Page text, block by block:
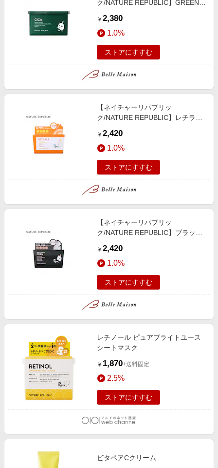
ク/NATURE REPUBLIC】GREEN
ク 30枚入り
￥ 2,380
1.0%
ストアにすすむ
【ネイチャーリパブリッ
ク/NATURE REPUBLIC】レチララ
(シートマスク)
￥ 2,420
1.0%
ストアにすすむ
【ネイチャーリパブリッ
ク/NATURE REPUBLIC】ブラック
入り (シートマスク)
￥ 2,420
1.0%
ストアにすすむ
レチノール ピュアブライトユース
シートマスク
￥ 1,870+送料固定
2.5%
ストアにすすむ
ビタペアCクリーム